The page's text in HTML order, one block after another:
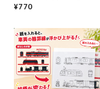
¥770